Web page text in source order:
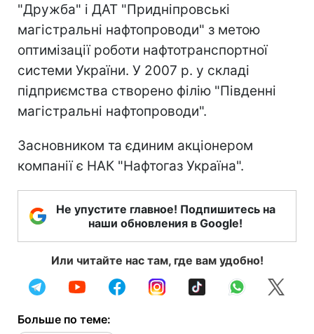
"Дружба" і ДАТ "Придніпровські
магістральні нафтопроводи" з метою
оптимізації роботи нафтотранспортної
системи України. У 2007 р. у складі
підприємства створено філію "Південні
магістральні нафтопроводи".
Засновником та єдиним акціонером
компанії є НАК "Нафтогаз Україна".
Не упустите главное! Подпишитесь на
наши обновления в Google!
Или читайте нас там, где вам удобно!
Больше по теме: